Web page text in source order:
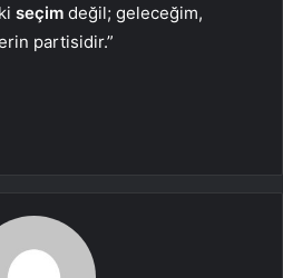
seçim değil; geleceğim,
partisidir.”